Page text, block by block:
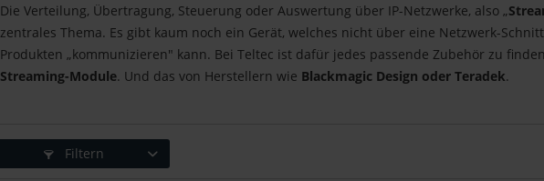
Die Verteilung, Übertragung, Steuerung oder Auswertung über IP-Netzwerke, also „
zentrales Thema. Es gibt kaum noch ein Gerät, welches nicht über eine Netzwerk-
Produkten „kommunizieren" kann. Bei Teltec ist dafür jedes passende Zubehör zu
Streaming-Module. Und das von Herstellern wie Blackmagic Design oder Teradek.
Filtern